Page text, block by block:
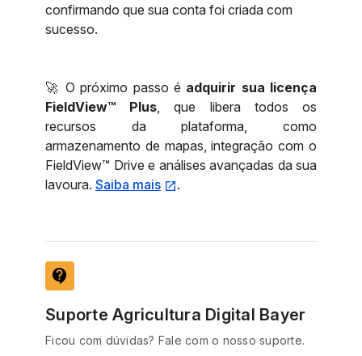
confirmando que sua conta foi criada com
sucesso.
🚀 O próximo passo é adquirir sua licença
FieldView™ Plus, que libera todos os
recursos da plataforma, como
armazenamento de mapas, integração com o
FieldView™ Drive e análises avançadas da sua
lavoura. Saiba mais .
contact_support
Suporte Agricultura Digital Bayer
Ficou com dúvidas? Fale com o nosso suporte.